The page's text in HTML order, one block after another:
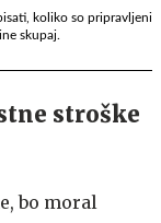
koliko so pripravljeni
skupaj.
stroške
bo moral